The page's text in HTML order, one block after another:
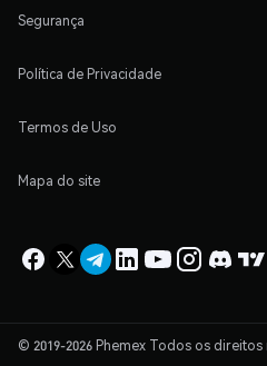
Segurança
Política de Privacidade
Termos de Uso
Mapa do site
© 2019-2026 Phemex Todos os